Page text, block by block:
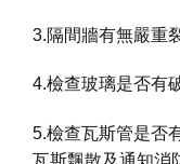
3.隔間牆有無嚴重
4.檢查玻璃是否有
5.檢查瓦斯管是否